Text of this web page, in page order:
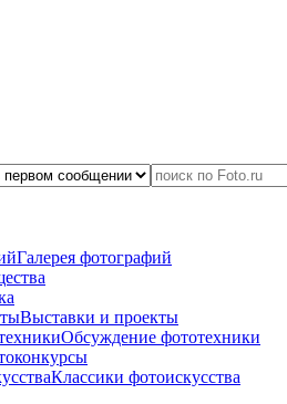
Галерея фотографий
Выставки и проекты
Обсуждение фототехники
Классики фотоискусства